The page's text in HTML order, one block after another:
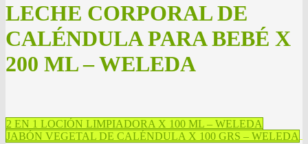
LECHE CORPORAL DE
CALÉNDULA PARA BEBÉ X
200 ML – WELEDA
2 EN 1 LOCIÓN LIMPIADORA X 100 ML – WELEDA
JABÓN VEGETAL DE CALÉNDULA X 100 GRS – WELEDA